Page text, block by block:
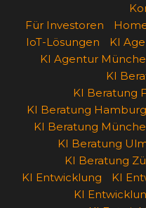
Für Investoren
IoT-Lösungen
KI
KI Agentur
KI
KI Beratung
KI Beratung Hamburg
KI Beratung
KI Beratung
KI Beratung
KI Entwicklung
KI
KI